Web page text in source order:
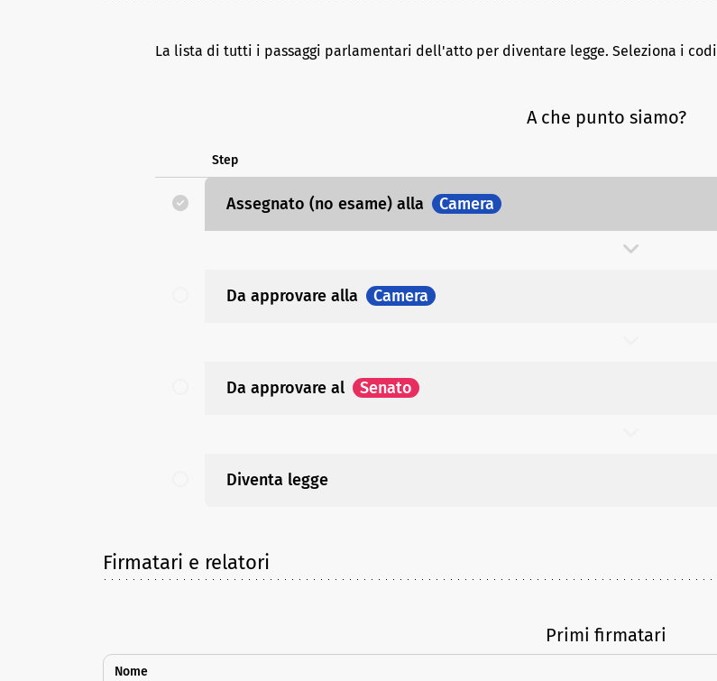
La lista di tutti i passaggi parlamentari dell'atto per diventare legge. Seleziona i
A che punto siamo?
Step
Assegnato (no esame) alla Camera
Da approvare alla Camera
Da approvare al Senato
Diventa legge
Firmatari e relatori
Primi firmatari
Nome